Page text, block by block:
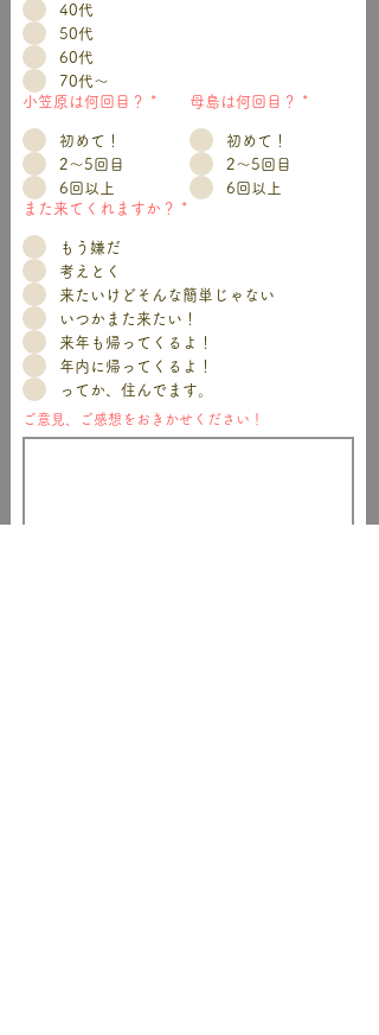
40代
50代
60代
70代～
小笠原は何回目？
*
初めて！
2～5回目
6回以上
母島は何回目？ *
初めて！
2～5回目
6回以上
また来てくれますか？
*
もう嫌だ
考えとく
来たいけどそんな簡単じゃない
いつかまた来たい！
来年も帰ってくるよ！
年内に帰ってくるよ！
ってか、住んでます。
ご意見、ご感想をおきかせください！